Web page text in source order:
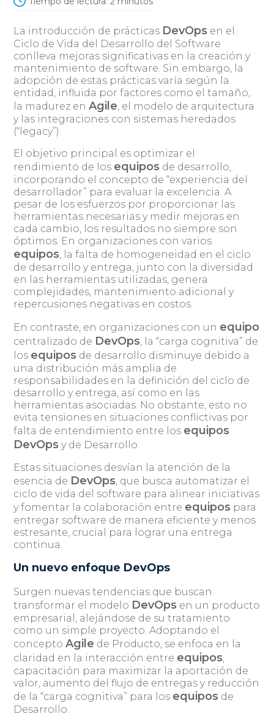
La introducción de prácticas DevOps en el
Ciclo de Vida del Desarrollo del Software
conlleva mejoras significativas en la creación y
mantenimiento de software. Sin embargo, la
adopción de estas prácticas varía según la
entidad, influida por factores como el tamaño,
la madurez enAgile, el modelo de arquitectura
y las integraciones con sistemas heredados
(“legacy”).
El objetivo principal es optimizar el
rendimiento de los equipos de desarrollo,
incorporando el concepto de “experiencia del
desarrollador” para evaluar la excelencia. A
pesar de los esfuerzos por proporcionar las
herramientas necesarias y medir mejoras en
cada cambio, los resultados no siempre son
óptimos. En organizaciones con varios
equipos, la falta de homogeneidad en el ciclo
de desarrollo y entrega, junto con la diversidad
en las herramientas utilizadas, genera
complejidades, mantenimiento adicional y
repercusiones negativas en costos.
En contraste, en organizaciones con un equipo
centralizado de DevOps, la “carga cognitiva” de
los equipos de desarrollo disminuye debido a
una distribución más amplia de
responsabilidades en la definición del ciclo de
desarrollo y entrega, así como en las
herramientas asociadas. No obstante, esto no
evita tensiones en situaciones conflictivas por
falta de entendimiento entre los equipos
DevOps y de Desarrollo.
Estas situaciones desvían la atención de la
esencia de DevOps, que busca automatizar el
ciclo de vida del software para alinear iniciativas
y fomentar la colaboración entre equipos para
entregar software de manera eficiente y menos
estresante, crucial para lograr una entrega
continua.
Un nuevo enfoque DevOps
Surgen nuevas tendencias que buscan
transformar el modelo DevOps en un producto
empresarial, alejándose de su tratamiento
como un simple proyecto. Adoptando el
conceptoAgile de Producto, se enfoca en la
claridad en la interacción entre equipos,
capacitación para maximizar la aportación de
valor, aumento del flujo de entregas y reducción
de la “carga cognitiva” para los equipos de
Desarrollo.